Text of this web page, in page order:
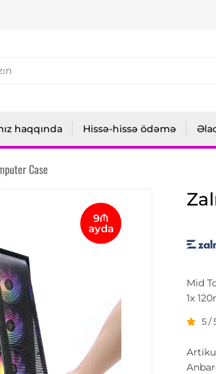
haqqında Hissə-hissə ödəmə
Case
9₼
ayda
Mid
1x
5 /